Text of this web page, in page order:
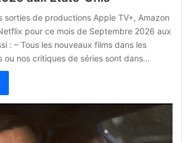
sorties de productions Apple TV+, Amazon
pour ce mois de Septembre 2026 aux
: – Tous les nouveaux films dans les
ou nos critiques de séries sont dans…